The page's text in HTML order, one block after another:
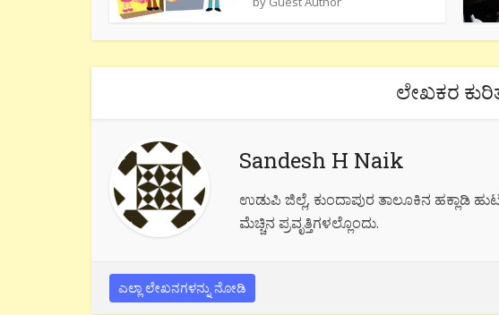
ಲೇಖಕರ
Sandesh H Naik
ಉಡುಪಿ ಜಿಲ್ಲೆ, ಕುಂದಾಪುರ ತಾಲೂಕಿನ ಹಕ್ಲಾಡಿ
ಮೆಚ್ಚಿನ ಪ್ರವೃತ್ತಿಗಳಲ್ಲೊಂದು.
ಎಲ್ಲಾ ಲೇಖನಗಳನ್ನು ನೋಡಿ